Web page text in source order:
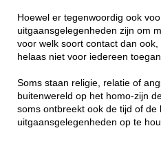
Hoewel er tegenwoordig ook
uitgaansgelegenheden zijn om
voor welk soort contact dan
helaas niet voor iedereen
Soms staan religie, relatie of
buitenwereld op het homo-zijn
soms ontbreekt ook de tijd of de
uitgaansgelegenheden op te